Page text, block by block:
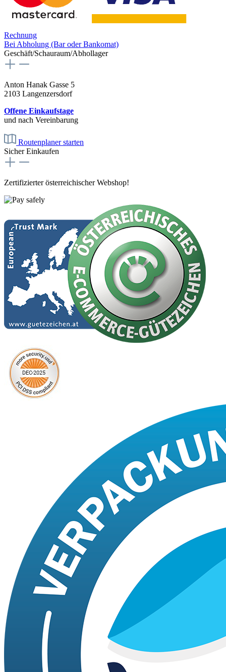
Rechnung
Bei Abholung (Bar oder Bankomat)
Geschäft/Schauraum/Abhollager
Anton Hanak Gasse 5
2103 Langenzersdorf
Offene Einkaufstage
und nach Vereinbarung
Routenplaner starten
Sicher Einkaufen
Zertifizierter österreichischer Webshop!